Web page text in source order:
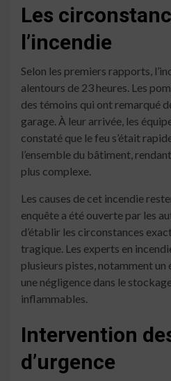
Les
l’incendie
Selon les premiers rapports,
alentours de 23 heures. Les
des témoins qui ont remarqué
garage. À leur arrivée, les
constaté que le feu s’était
l’ensemble du bâtiment,
plus complexe.
Les causes de cet incendie
enquête a été ouverte par les
d’établir les circonstances
tragique. Les experts en
plusieurs pistes, notamment
une négligence dans le
inflammables.
Intervention
d’urgence